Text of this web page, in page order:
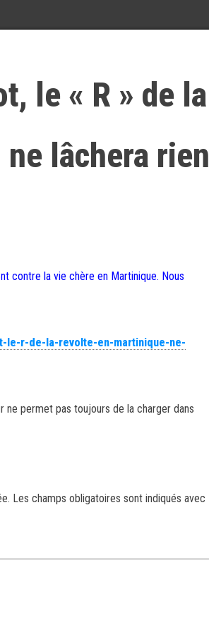
le « R » de la
lâchera rien
contre la vie chère en Martinique. Nous
le-r-de-la-revolte-en-martinique-ne-
ne permet pas toujours de la charger dans
Les champs obligatoires sont indiqués avec